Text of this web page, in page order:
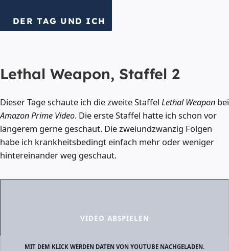
DER TAG UND ICH
Lethal Weapon, Staffel 2
Dieser Tage schaute ich die zweite Staffel Lethal Weapon bei
Amazon Prime Video. Die erste Staffel hatte ich schon vor
längerem gerne geschaut. Die zweiundzwanzig Folgen
habe ich krankheitsbedingt einfach mehr oder weniger
hintereinander weg geschaut.
VIDEO ABSPIELEN
MIT DEM KLICK WERDEN DATEN VON YOUTUBE NACHGELADEN.